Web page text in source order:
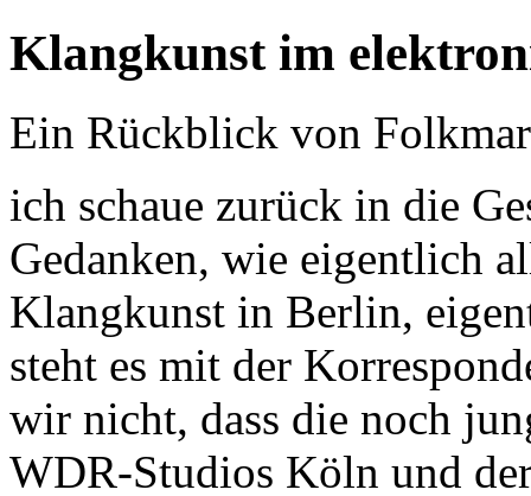
Klangkunst im
Ein Rückblick von
ich schaue zurück in die
Gedanken, wie eigentlich
Klangkunst in Berlin,
steht es mit der
wir nicht, dass die noch
WDR-Studios Köln und